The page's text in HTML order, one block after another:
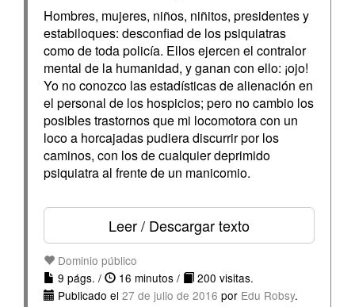
Hombres, mujeres, niños, niñitos, presidentes y
estabiloques: desconfiad de los psiquiatras
como de toda policía. Ellos ejercen el contralor
mental de la humanidad, y ganan con ello: ¡ojo!
Yo no conozco las estadísticas de alienación en
el personal de los hospicios; pero no cambio los
posibles trastornos que mi locomotora con un
loco a horcajadas pudiera discurrir por los
caminos, con los de cualquier deprimido
psiquiatra al frente de un manicomio.
Leer / Descargar texto
Dominio público
9 págs. /
16 minutos /
200 visitas.
Publicado el 27 de julio de 2016 por Edu Robsy.